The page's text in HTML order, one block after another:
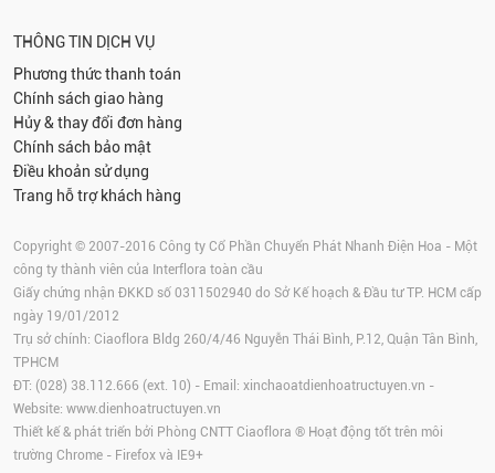
THÔNG TIN DỊCH VỤ
Phương thức thanh toán
Chính sách giao hàng
Hủy & thay đổi đơn hàng
Chính sách bảo mật
Điều khoản sử dụng
Trang hỗ trợ khách hàng
Copyright © 2007-2016 Công ty Cổ Phần Chuyển Phát Nhanh Điện Hoa - Một
công ty thành viên của Interflora toàn cầu
Giấy chứng nhận ĐKKD số 0311502940 do Sở Kế hoạch & Đầu tư TP. HCM cấp
ngày 19/01/2012
Trụ sở chính: Ciaoflora Bldg 260/4/46 Nguyễn Thái Bình, P.12, Quận Tân Bình,
TPHCM
ĐT: (028) 38.112.666 (ext. 10) - Email: xinchaoatdienhoatructuyen.vn -
Website: www.dienhoatructuyen.vn
Thiết kế & phát triển bởi Phòng CNTT Ciaoflora ® Hoạt động tốt trên môi
trường Chrome - Firefox và IE9+